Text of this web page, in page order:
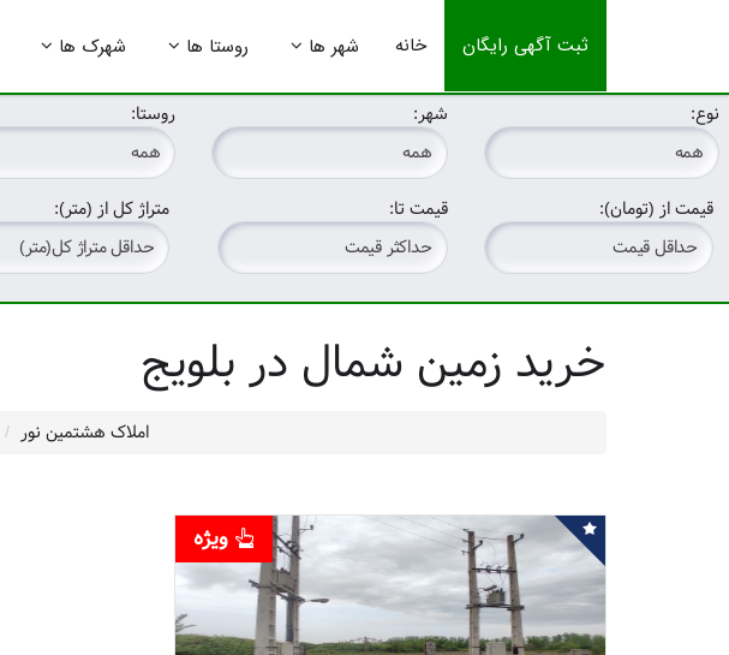
ثبت آگهی رایگان خانه شهر ها روستا ها شهرک ها
روستا: شهر: نوع:
متراژ کل از (متر): قیمت از (تومان): قیمت تا:
خرید زمین شمال در بلویج
املاک هشتمین نور
ویژه